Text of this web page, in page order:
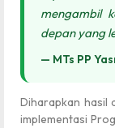
mengambil
depan yang
— MTs PP
Diharapkan hasil
implementasi